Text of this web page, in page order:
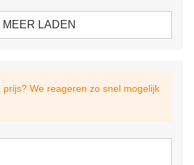
MEER LADEN
We reageren zo snel mogelijk